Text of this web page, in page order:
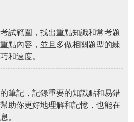
試範圍，找出重點知識和常考題
點內容，並且多做相關題型的練
和速度。
筆記，記錄重要的知識點和易錯
助你更好地理解和記憶，也能在
。